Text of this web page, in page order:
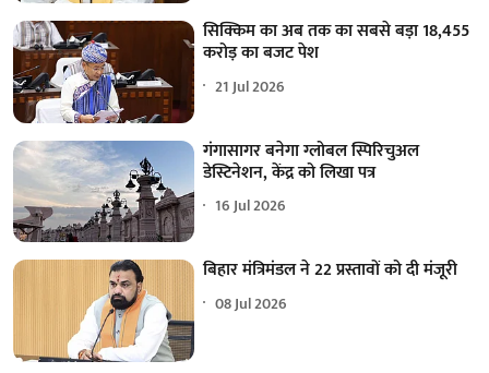
सिक्किम का अब तक का सबसे बड़ा 18,455
करोड़ का बजट पेश
21 Jul 2026
गंगासागर बनेगा ग्लोबल स्पिरिचुअल
डेस्टिनेशन, केंद्र को लिखा पत्र
16 Jul 2026
बिहार मंत्रिमंडल ने 22 प्रस्तावों को दी मंजूरी
08 Jul 2026